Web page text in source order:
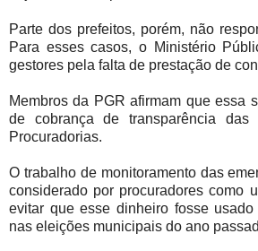
Parte dos prefeitos, porém, não
Para esses casos, o Ministério
gestores pela falta de prestação de
Membros da PGR afirmam que essa
de cobrança de transparência das
Procuradorias.
O trabalho de monitoramento das
considerado por procuradores como
evitar que esse dinheiro fosse
nas eleições municipais do ano